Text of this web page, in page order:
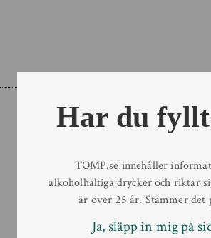
Order
E-mail:
Telefon:019-611 48
Har du fyllt
TOMP.se innehåller
alkoholhaltiga drycker och riktar
är över 25 år. Stämmer det
Ja, släpp in mig på